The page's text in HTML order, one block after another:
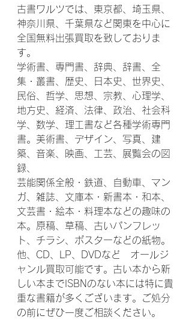
古書ワルツでは、東京都、埼玉県、
神奈川県、千葉県など関東を中心に​
全国無料出張買取を致しておりま
す。
学術書、専門書、辞典、辞書、全
集・叢書、歴史、日本史、世界史、
民俗、哲学、思想、宗教、心理学、
地方史、経済、法律、政治、社会科
学、数学、理工書など各種学術専門
書。美術書、デザイン、写真、建
築、音楽、映画、工芸、展覧会の図
録、
芸能関係全般・鉄道、自動車、マン
ガ、雑誌、文庫本・新書本・和本、
文芸書・絵本・料理本などの趣味の
本。原稿、草稿、古いパンフレッ
ト、チラシ、ポスターなどの紙物。
他、CD、LP、DVDなど　オールジ
ャンル買取可能です。古い本から新
しい本までISBNのない本には特に貴
重な書籍が多くございます。​ご処分
の前にぜひ一度ご相談ください。